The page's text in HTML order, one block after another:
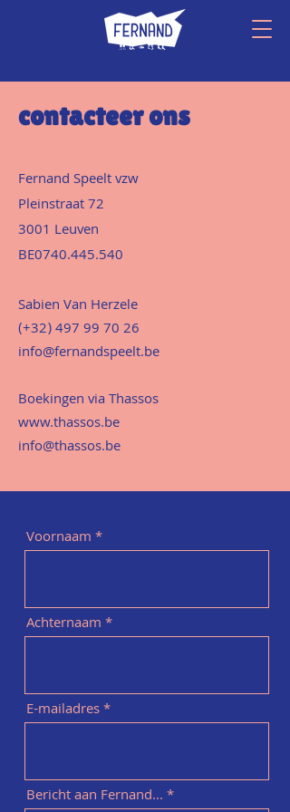
contacteer ons
Fernand Speelt vzw
Pleinstraat 72
3001 Leuven
BE0740.445.540
Sabien Van Herzele
(+32)497 99 70 26
info@fernandspeelt.be
Boekingen viaThassos
www.thassos.be
info@thassos.be
Voornaam
Achternaam
E-mailadres
Bericht aan Fernand...